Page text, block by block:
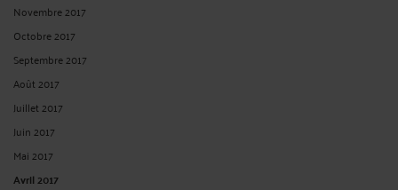
Novembre 2017
Octobre 2017
Septembre 2017
Août 2017
Juillet 2017
Juin 2017
Mai 2017
Avril 2017